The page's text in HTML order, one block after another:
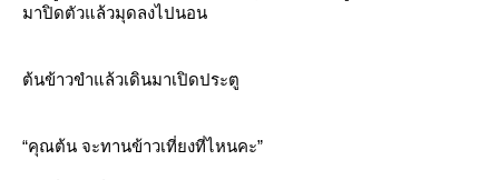
มาปิดตัวแล้วมุดลงไปนอน
ต้นข้าวขำแล้วเดินมาเปิดประตู
“คุณต้น จะทานข้าวเที่ยงที่ไหนคะ”